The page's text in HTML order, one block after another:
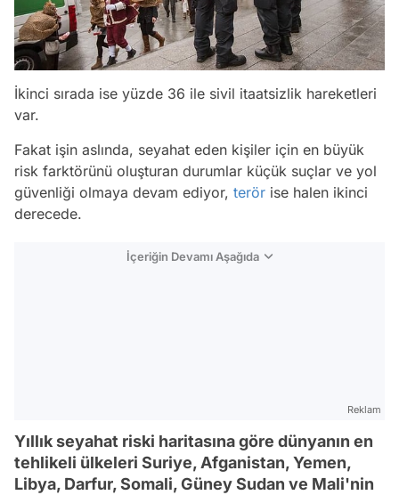
İkinci sırada ise yüzde 36 ile sivil itaatsizlik hareketleri
var.
Fakat işin aslında, seyahat eden kişiler için en büyük
risk farktörünü oluşturan durumlar küçük suçlar ve yol
güvenliği olmaya devam ediyor, terör ise halen ikinci
derecede.
İçeriğin Devamı Aşağıda
Reklam
Yıllık seyahat riski haritasına göre dünyanın en
tehlikeli ülkeleri Suriye, Afganistan, Yemen,
Libya, Darfur, Somali, Güney Sudan ve Mali'nin